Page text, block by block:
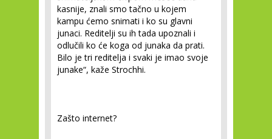
kasnije, znali smo tačno u kojem
kampu ćemo snimati i ko su glavni
junaci. Reditelji su ih tada upoznali i
odlučili ko će koga od junaka da prati.
Bilo je tri reditelja i svaki je imao svoje
junake“, kaže Strochhi.
Zašto internet?